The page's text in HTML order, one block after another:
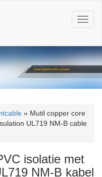
T
o
g
l
n
a
i
g
o
n
» Mutil copper core
UL719 NM-B cable
isolatie met
NM-B kabel